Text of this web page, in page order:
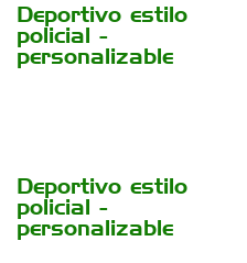
Deportivo estilo
policial -
personalizable
Deportivo estilo
policial -
personalizable